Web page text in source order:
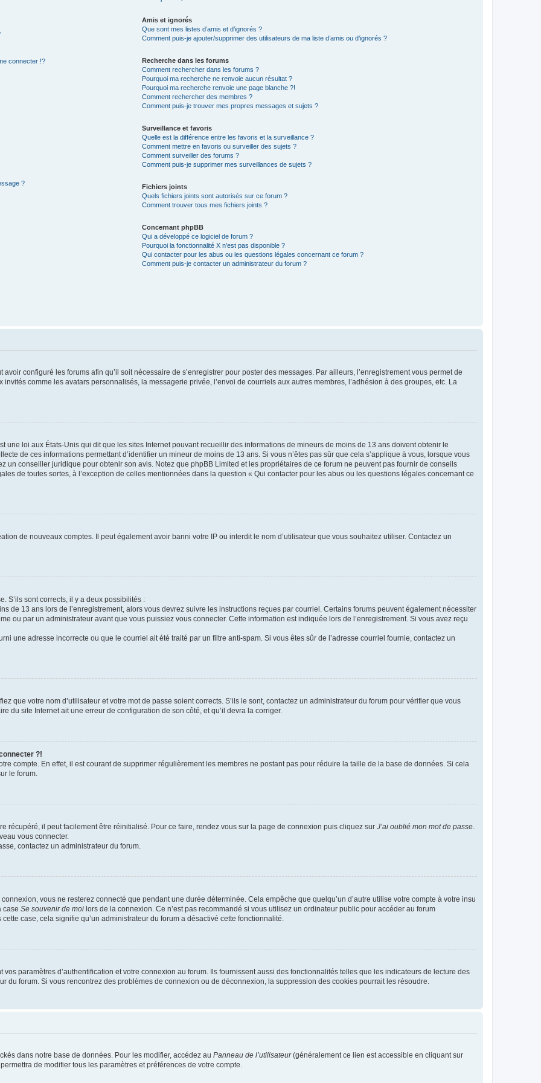
connecter !?
?
Amis et ignorés
Que sont mes listes d’amis et d’ignorés ?
Comment puis-je ajouter/supprimer des utilisateurs de ma liste d’amis ou d’ignorés ?
Recherche dans les forums
Comment rechercher dans les forums ?
Pourquoi ma recherche ne renvoie aucun résultat ?
Pourquoi ma recherche renvoie une page blanche ?!
Comment rechercher des membres ?
Comment puis-je trouver mes propres messages et sujets ?
Surveillance et favoris
Quelle est la différence entre les favoris et la surveillance ?
Comment mettre en favoris ou surveiller des sujets ?
Comment surveiller des forums ?
Comment puis-je supprimer mes surveillances de sujets ?
Fichiers joints
Quels fichiers joints sont autorisés sur ce forum ?
Comment trouver tous mes fichiers joints ?
Concernant phpBB
Qui a développé ce logiciel de forum ?
Pourquoi la fonctionnalité X n’est pas disponible ?
Qui contacter pour les abus ou les questions légales concernant ce forum ?
Comment puis-je contacter un administrateur du forum ?
configuré les forums afin qu’il soit nécessaire de s’enregistrer pour poster des messages. Par ailleurs, l’enregistrement vous permet de
comme les avatars personnalisés, la messagerie privée, l’envoi de courriels aux autres membres, l’adhésion à des groupes, etc. La
une loi aux États-Unis qui dit que les sites Internet pouvant recueillir des informations de mineurs de moins de 13 ans doivent obtenir le
de ces informations permettant d’identifier un mineur de moins de 13 ans. Si vous n’êtes pas sûr que cela s’applique à vous, lorsque vous
un conseiller juridique pour obtenir son avis. Notez que phpBB Limited et les propriétaires de ce forum ne peuvent pas fournir de conseils
de toutes sortes, à l’exception de celles mentionnées dans la question « Qui contacter pour les abus ou les questions légales concernant ce
de nouveaux comptes. Il peut également avoir banni votre IP ou interdit le nom d’utilisateur que vous souhaitez utiliser. Contactez un
S’ils sont corrects, il y a deux possibilités :
de 13 ans lors de l’enregistrement, alors vous devrez suivre les instructions reçues par courriel. Certains forums peuvent également nécessiter
ou par un administrateur avant que vous puissiez vous connecter. Cette information est indiquée lors de l’enregistrement. Si vous avez reçu
une adresse incorrecte ou que le courriel ait été traité par un filtre anti-spam. Si vous êtes sûr de l’adresse courriel fournie, contactez un
que votre nom d’utilisateur et votre mot de passe soient corrects. S’ils le sont, contactez un administrateur du forum pour vérifier que vous
du site Internet ait une erreur de configuration de son côté, et qu’il devra la corriger.
?!
compte. En effet, il est courant de supprimer régulièrement les membres ne postant pas pour réduire la taille de la base de données. Si cela
le forum.
récupéré, il peut facilement être réinitialisé. Pour ce faire, rendez vous sur la page de connexion puis cliquez sur J’ai oublié mon mot de passe
vous connecter.
contactez un administrateur du forum.
vous ne resterez connecté que pendant une durée déterminée. Cela empêche que quelqu’un d’autre utilise votre compte à votre insu
case Se souvenir de moi lors de la connexion. Ce n’est pas recommandé si vous utilisez un ordinateur public pour accéder au forum
case, cela signifie qu’un administrateur du forum a désactivé cette fonctionnalité.
paramètres d’authentification et votre connexion au forum. Ils fournissent aussi des fonctionnalités telles que les indicateurs de lecture des
du forum. Si vous rencontrez des problèmes de connexion ou de déconnexion, la suppression des cookies pourrait les résoudre.
dans notre base de données. Pour les modifier, accédez au Panneau de l’utilisateur(généralement ce lien est accessible en cliquant sur
de modifier tous les paramètres et préférences de votre compte.